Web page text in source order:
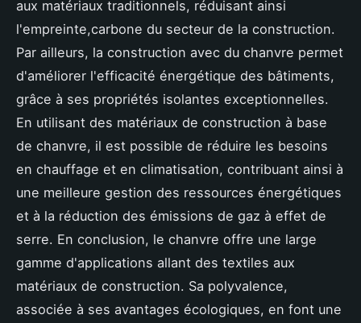
aux matériaux traditionnels, réduisant ainsi
l'empreinte,carbone du secteur de la construction.
Par ailleurs, la construction avec du chanvre permet
d'améliorer l'efficacité énergétique des bâtiments,
grâce à ses propriétés isolantes exceptionnelles.
En utilisant des matériaux de construction à base
de chanvre, il est possible de réduire les besoins
en chauffage et en climatisation, contribuant ainsi à
une meilleure gestion des ressources énergétiques
et à la réduction des émissions de gaz à effet de
serre. En conclusion, le chanvre offre une large
gamme d'applications allant des textiles aux
matériaux de construction. Sa polyvalence,
associée à ses avantages écologiques, en font une